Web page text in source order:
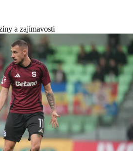
a zajímavosti